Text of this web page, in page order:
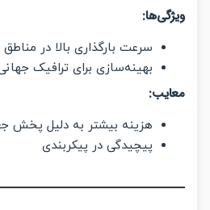
سرعت بارگذاری بالا در مناطق مختلف
بهینه‌سازی برای ترافیک جهانی
هزینه بیشتر به دلیل پخش جغرافیایی
پیچیدگی در پیکربندی